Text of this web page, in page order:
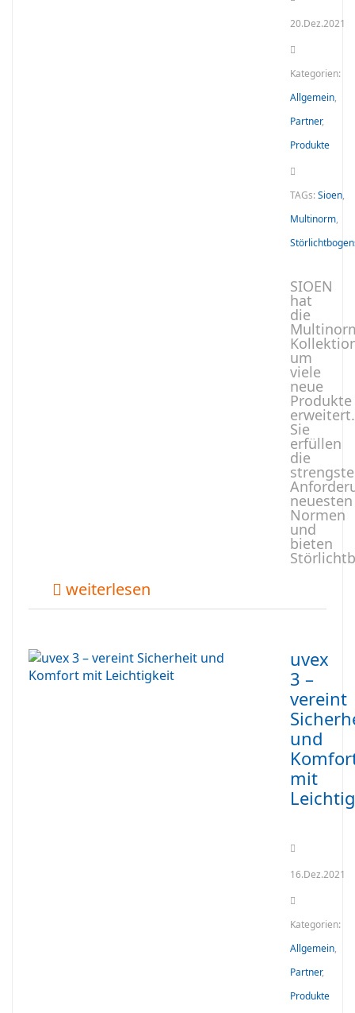
20.Dez.2021
Kategorien:
Allgemein,
Partner,
Produkte
TAGs:Sioen,
Multinorm,
SIOEN
hat
die
um
viele
neue
Produkte
erweitert.
Sie
erfüllen
die
neuesten
Normen
und
bieten
weiterlesen
uvex
3 –
vereint
und
mit
16.Dez.2021
Kategorien:
Allgemein,
Partner,
Produkte